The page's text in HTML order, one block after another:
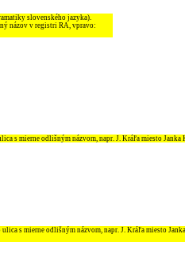
slovenského jazyka).
názov v registri RA, vpravo:
s mierne odlišným názvom, napr. J. Kráľa miesto
s mierne odlišným názvom, napr. J. Kráľa miesto